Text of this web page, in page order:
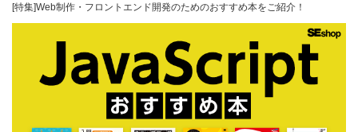
[特集]Web制作・フロントエンド開発のためのおすすめ本をご紹介！